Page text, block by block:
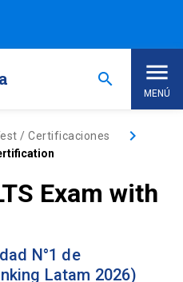
search
MENÚ
/ Certificaciones keyboard_arrow_right
Exam with
N°1 de
Latam 2026)